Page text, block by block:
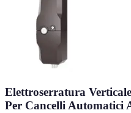
Elettroserratura
Per Cancelli Automatici